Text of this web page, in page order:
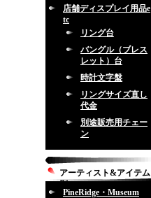
店舗ディスプレイ用品e
tc
リング台
バングル（ブレス
レット）台
時計文字盤
リングサイズ直し
代金
別途販売用チェー
ン
アーティスト&アイテム
別
PineRidge・Museum